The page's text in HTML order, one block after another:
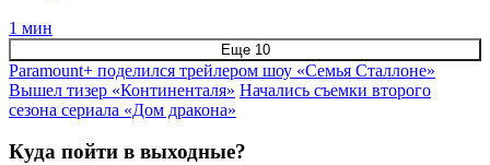
1 мин
Еще 10
Paramount+ поделился трейлером шоу «Семья Сталлоне»
Вышел тизер «Континенталя» Начались съемки второго
сезона сериала «Дом дракона»
Куда пойти в выходные?